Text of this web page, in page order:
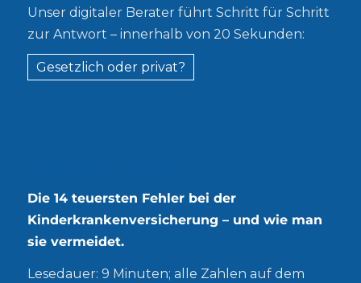
Unser digitaler Berater führt Schritt für Schritt
zur Antwort – innerhalb von 20 Sekunden:
Gesetzlich oder privat?
Die 14 teuersten Fehler bei der
Kinderkrankenversicherung – und wie man
sie vermeidet.
Lesedauer: 9 Minuten; alle Zahlen auf dem